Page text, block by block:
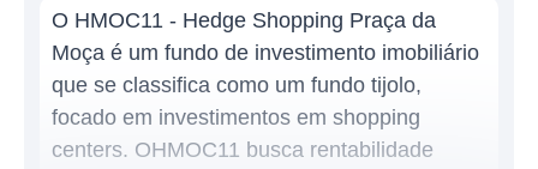
O HMOC11 - Hedge Shopping Praça da
Moça é um fundo de investimento imobiliário
que se classifica como um fundo tijolo,
focado em investimentos em shopping
centers. OHMOC11 busca rentabilidade